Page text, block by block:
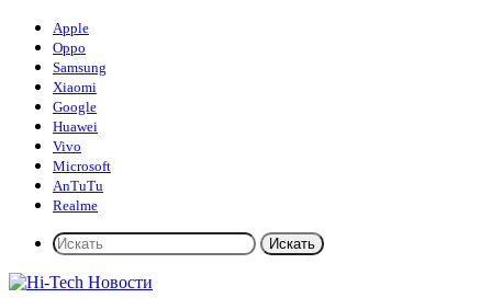
Apple
Oppo
Samsung
Xiaomi
Google
Huawei
Vivo
Microsoft
AnTuTu
Realme
Искать